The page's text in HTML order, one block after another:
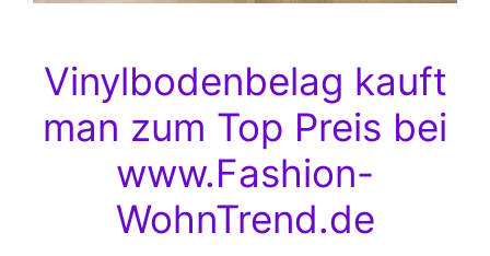
Vinylbodenbelag kauft
man zum Top Preis bei
www.Fashion-
WohnTrend.de